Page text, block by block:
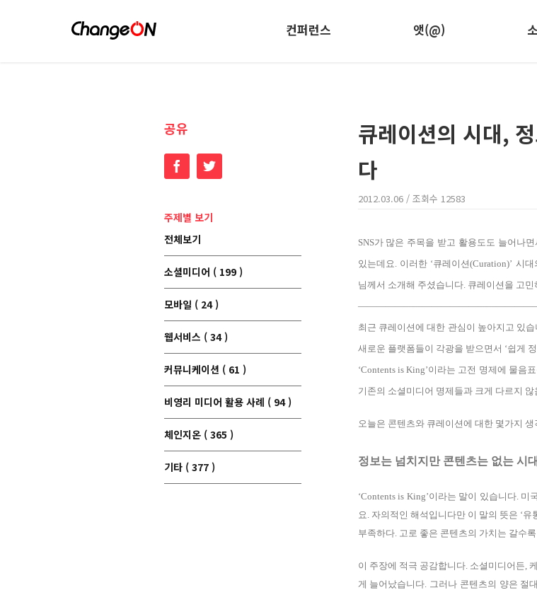
컨퍼런스 앳(@)
큐레이션의 시대,
다
2012.03.06 / 조회수 12583
SNS가 많은 주목을 받고 활용도도 늘어나
있는데요. 이러한 ‘큐레이션(Curation)’ 시
님께서 소개해 주셨습니다. 큐레이션을 고
최근 큐레이션에 대한 관심이 높아지고 있
새로운 플랫폼들이 각광을 받으면서 ‘쉽게
‘Contents is King’이라는 고전 명제에 물음
기존의 소셜미디어 명제들과 크게 다르지
오늘은 콘텐츠와 큐레이션에 대한 몇가지
정보는 넘치지만 콘텐츠는 없는 시대
‘Contents is King’이라는 말이 있습니다.
요. 자의적인 해석입니다만 이 말의 뜻은 ‘
부족하다. 고로 좋은 콘텐츠의 가치는 갈수
이 주장에 적극 공감합니다. 소셜미디어든,
게 늘어났습니다. 그러나 콘텐츠의 양은 절
공유
FacebookTwitter
주제별 보기
전체보기
소셜미디어 ( 199 )
모바일 ( 24 )
웹서비스 ( 34 )
커뮤니케이션 ( 61 )
비영리 미디어 활용 사례 ( 94 )
체인지온 ( 365 )
기타 ( 377 )